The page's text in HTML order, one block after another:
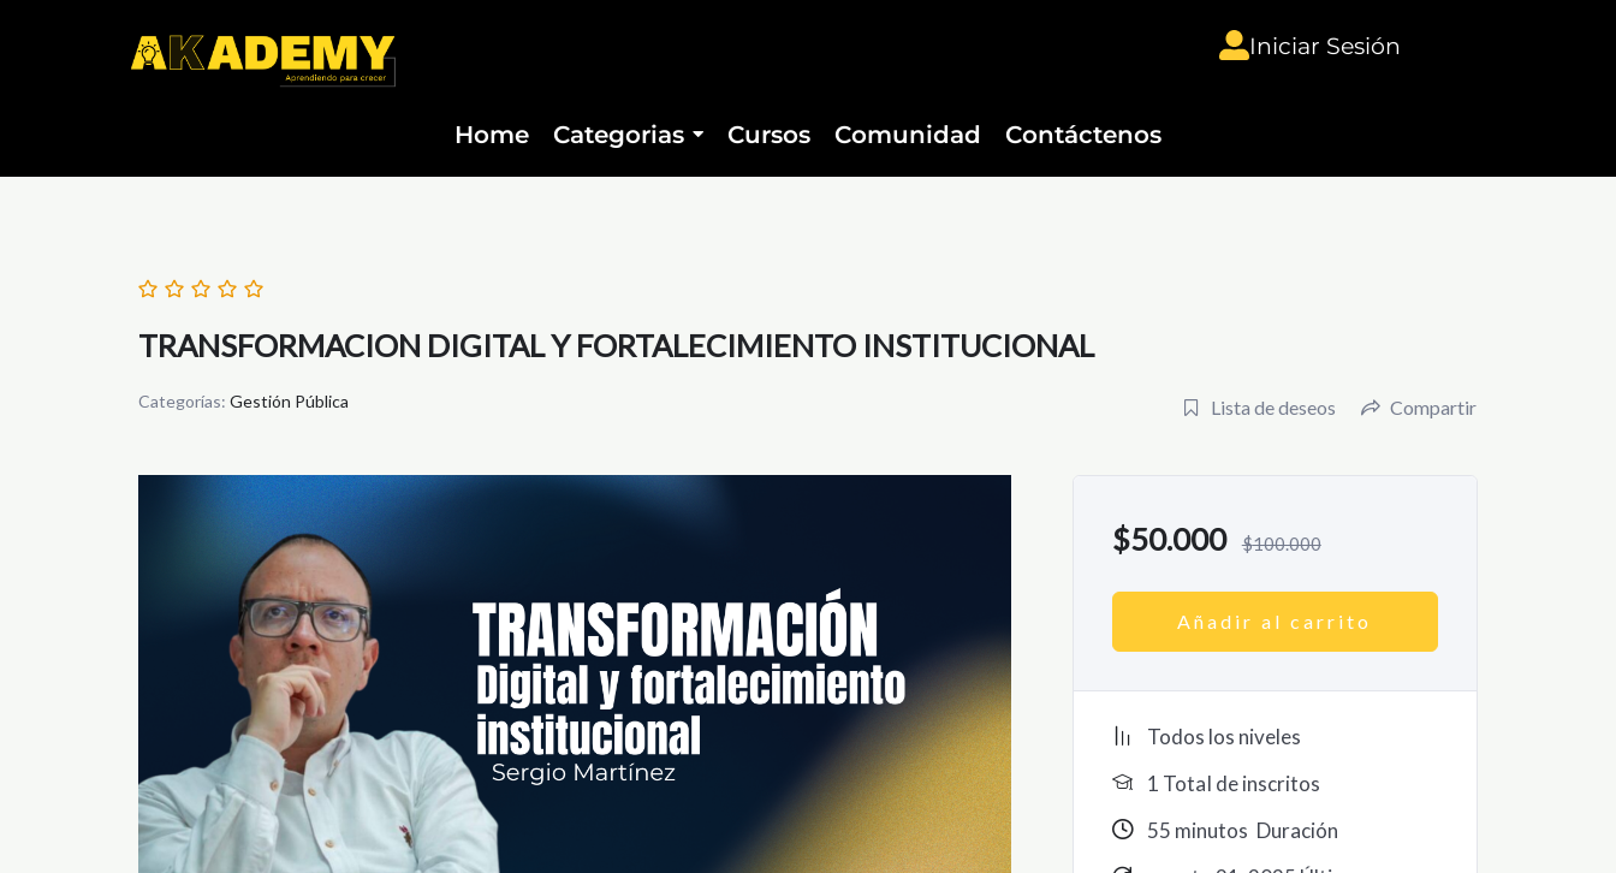
Iniciar Sesión
Home Categorias Cursos Comunidad Contáctenos
TRANSFORMACION DIGITAL Y FORTALECIMIENTO INSTITUCIONAL
Categorías: Gestión Pública Lista de deseos Compartir
$50.000 $100.000
Añadir al carrito
Todos los niveles
1 TotaI de inscritos
55 minutos Duración